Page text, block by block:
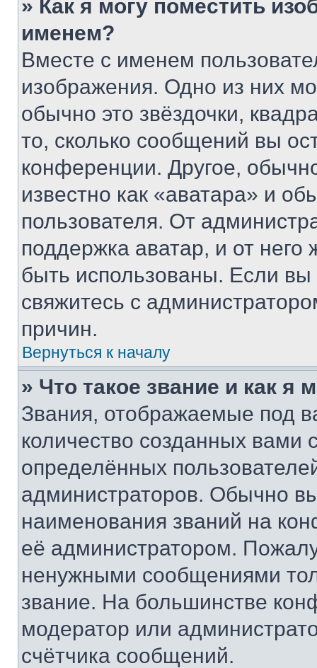
» Как я могу поместить
именем?
Вместе с именем
изображения. Одно из них
обычно это звёздочки,
то, сколько сообщений вы
конференции. Другое,
известно как «аватара» и
пользователя. От
поддержка аватар, и от него
быть использованы. Если
свяжитесь с
причин.
Вернуться к началу
» Что такое звание и как я
Звания, отображаемые под
количество созданных
определённых
администраторов. Обычно
наименования званий на
её администратором.
ненужными сообщениями
звание. На большинстве
модератор или
счётчика сообщений.